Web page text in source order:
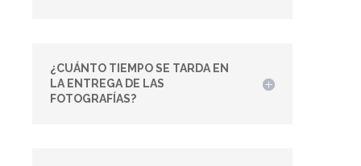
¿CUÁNTO TIEMPO SE TARDA EN
LA ENTREGA DE LAS
FOTOGRAFÍAS?